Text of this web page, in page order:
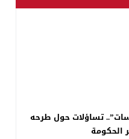
تساؤلات حول طرحه
الحكومة